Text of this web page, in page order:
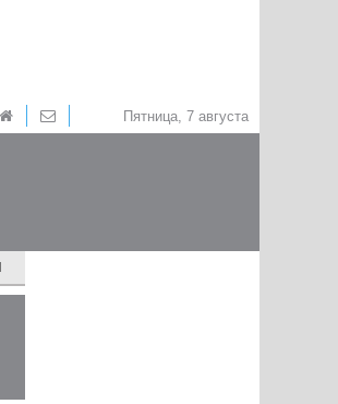
Пятница, 7 августа